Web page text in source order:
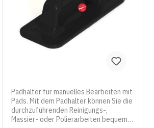
in Farbe und Form abweichen kann.
Abbildung ähnlich.
Padhalter für manuelles Bearbeiten mit
Pads. Mit dem Padhalter können Sie die
durchzuführenden Reinigungs-,
Massier- oder Polierarbeiten bequem